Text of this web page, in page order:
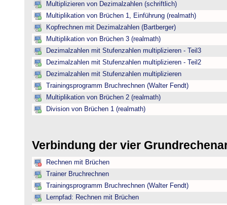
Multiplizieren von Dezimalzahlen (schriftlich)
Multiplikation von Brüchen 1, Einführung (realmath)
Kopfrechnen mit Dezimalzahlen (Bartberger)
Multiplikation von Brüchen 3 (realmath)
Dezimalzahlen mit Stufenzahlen multiplizieren - Teil3
Dezimalzahlen mit Stufenzahlen multiplizieren - Teil2
Dezimalzahlen mit Stufenzahlen multiplizieren
Trainingsprogramm Bruchrechnen (Walter Fendt)
Multiplikation von Brüchen 2 (realmath)
Division von Brüchen 1 (realmath)
Verbindung der vier
Rechnen mit Brüchen
Trainer Bruchrechnen
Trainingsprogramm Bruchrechnen (Walter Fendt)
Lernpfad: Rechnen mit Brüchen